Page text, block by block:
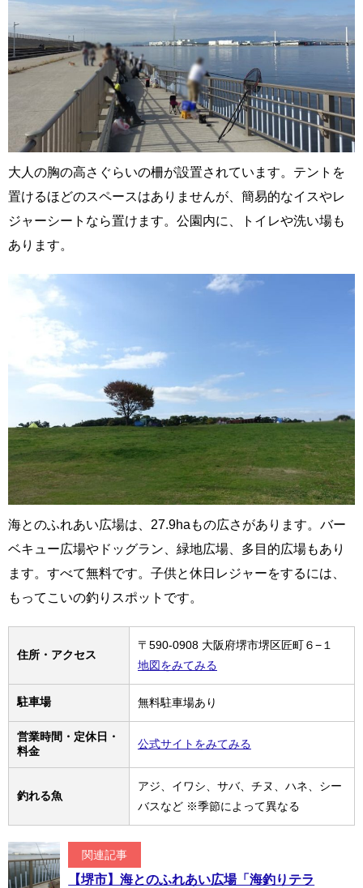
大人の胸の高さぐらいの柵が設置されています。テントを
置けるほどのスペースはありませんが、簡易的なイスやレ
ジャーシートなら置けます。公園内に、トイレや洗い場も
あります。
海とのふれあい広場は、27.9haもの広さがあります。バー
ベキュー広場やドッグラン、緑地広場、多目的広場もあり
ます。すべて無料です。子供と休日レジャーをするには、
もってこいの釣りスポットです。
住所・アクセス
〒590-0908 大阪府堺市堺区匠町６−１
地図をみてみる
駐車場 無料駐車場あり
営業時間・定休日・
料金
公式サイトをみてみる
釣れる魚
アジ、イワシ、サバ、チヌ、ハネ、シー
バスなど ※季節によって異なる
関連記事
【堺市】海とのふれあい広場「海釣りテラ